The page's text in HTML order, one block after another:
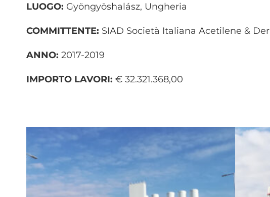
LUOGO: Gyöngyöshalász, Ungheria
COMMITTENTE: SIAD Società Italiana Acetilene &
ANNO: 2017-2019
IMPORTO LAVORI: € 32.321.368,00